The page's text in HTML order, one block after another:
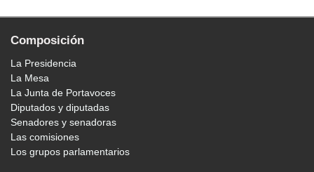
Composición
La Presidencia
La Mesa
La Junta de Portavoces
Diputados y diputadas
Senadores y senadoras
Las comisiones
Los grupos parlamentarios